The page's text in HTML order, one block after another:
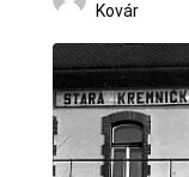
Kovár
Regióny